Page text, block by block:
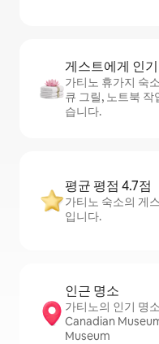
게스트에게 인
가티노 휴가지 숙
큐 그릴, 노트북
습니다.
평균 평점 4.7점
가티노 숙소의 게
입니다.
인근 명소
가티노의 인기 명
Canadian
Museum